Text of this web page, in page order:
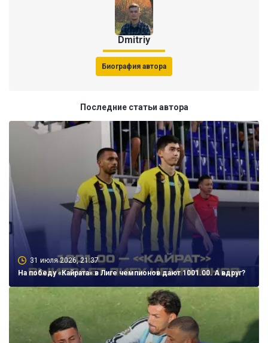
Dmitriy
Биография автора
Последние статьи автора
31 июля 2026, 21:37
На победу «Кайрата» в Лиге чемпионов дают 1001.00. А вдруг?